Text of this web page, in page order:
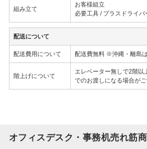
組み立て
お客様組立
必要工具 / プラスドライバ
配送について
配送費用について 配送費無料 ※沖縄・離島
階上げについて
エレベーター無しで2階以
でのお渡しになる場合がご
オフィスデスク・事務机売れ筋